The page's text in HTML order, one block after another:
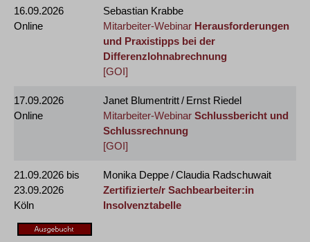
16.09.2026
Online
Sebastian Krabbe
Mitarbeiter-Webinar Herausforderungen
und Praxistipps bei der
Differenzlohnabrechnung
[GOI]
17.09.2026
Online
Janet Blumentritt / Ernst Riedel
Mitarbeiter-Webinar Schlussbericht und
Schlussrechnung
[GOI]
21.09.2026 bis
23.09.2026
Köln
Monika Deppe / Claudia Radschuwait
Zertifizierte/r Sachbearbeiter:in
Insolvenztabelle